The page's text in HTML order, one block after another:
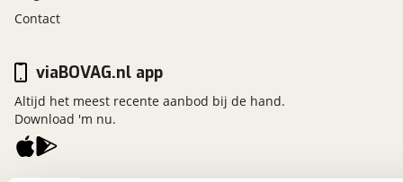
Contact
viaBOVAG.nl app
Altijd het meest recente aanbod bij de hand.
Download 'm nu.